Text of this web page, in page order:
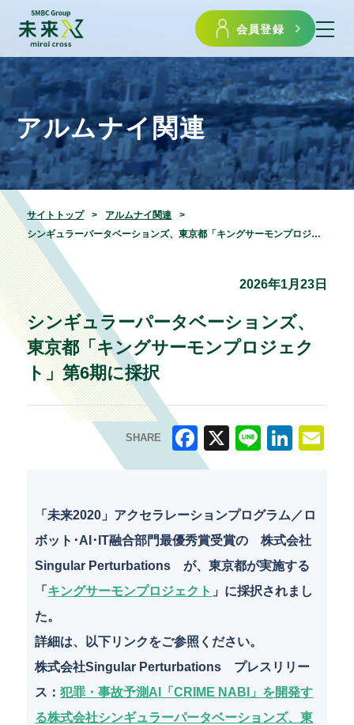
会員登録
アルムナイ関連
サイトトップ
アルムナイ関連
シンギュラーパータベーションズ、東京都「キングサーモンプロジェクト」第6期に採択
2026年1月23日
シンギュラーパータベーションズ、
東京都「キングサーモンプロジェク
ト」第6期に採択
SHARE
F
c
e
b
o
k
e
k
e
dI
n
ai
「未来2020」アクセラレーションプログラム／ロ
ボット･AI･IT融合部門最優秀賞受賞の 株式会社
Singular Perturbations が、東京都が実施する
「 キングサーモンプロジェクト 」に採択されまし
た。
詳細は、以下リンクをご参照ください。
株式会社Singular Perturbations プレスリリー
ス：犯罪・事故予測AI「CRIME NABI」を開発す
る株式会社シンギュラーパータベーションズ、東